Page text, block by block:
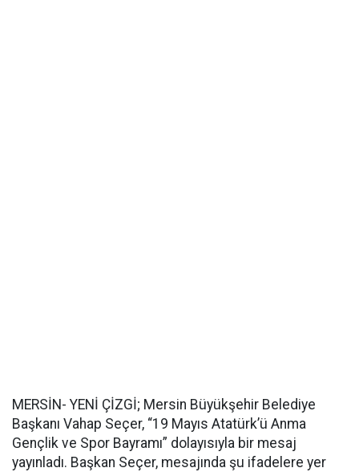
MERSİN- YENİ ÇİZGİ; Mersin Büyükşehir Belediye
Başkanı Vahap Seçer, “19 Mayıs Atatürk’ü Anma
Gençlik ve Spor Bayramı” dolayısıyla bir mesaj
yayınladı. Başkan Seçer, mesajında şu ifadelere yer